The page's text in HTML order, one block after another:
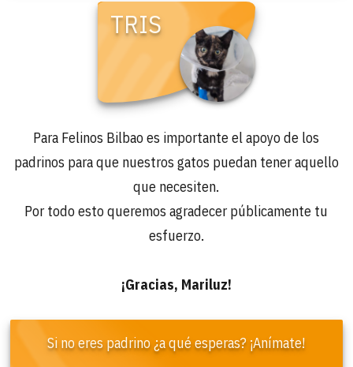
TRIS
Para Felinos Bilbao es importante el apoyo de los
padrinos para que nuestros gatos puedan tener aquello
que necesiten.
Por todo esto queremos agradecer públicamente tu
esfuerzo.
¡Gracias, Mariluz!
Si no eres padrino ¿a qué esperas? ¡Anímate!